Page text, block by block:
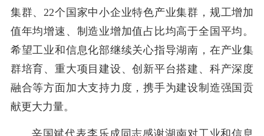
集群、22个国家中小企业特色产业集群，规工增加
值年均增速、制造业增加值占比均高于全国平均。
希望工业和信息化部继续关心指导湖南，在产业集
群培育、重大项目建设、创新平台搭建、科产深度
融合等方面加大支持力度，携手为建设制造强国贡
献更大力量。
辛国斌代表李乐成同志感谢湖南对工业和信息